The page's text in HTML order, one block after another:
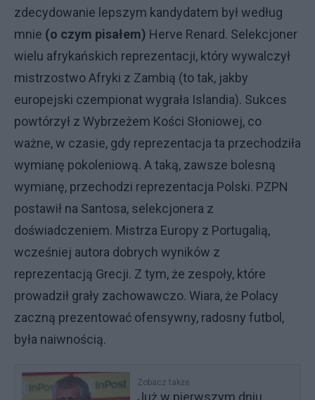
zdecydowanie lepszym kandydatem był według
mnie (o czym pisałem) Herve Renard. Selekcjoner
wielu afrykańskich reprezentacji, który wywalczył
mistrzostwo Afryki z Zambią (to tak, jakby
europejski czempionat wygrała Islandia). Sukces
powtórzył z Wybrzeżem Kości Słoniowej, co
ważne, w czasie, gdy reprezentacja ta przechodziła
wymianę pokoleniową. A taką, zawsze bolesną
wymianę, przechodzi reprezentacja Polski. PZPN
postawił na Santosa, selekcjonera z
doświadczeniem. Mistrza Europy z Portugalią,
wcześniej autora dobrych wyników z
reprezentacją Grecji. Z tym, że zespoły, które
prowadził grały zachowawczo. Wiara, że Polacy
zaczną prezentować ofensywny, radosny futbol,
była naiwnością.
Zobacz także
Już w pierwszym dniu